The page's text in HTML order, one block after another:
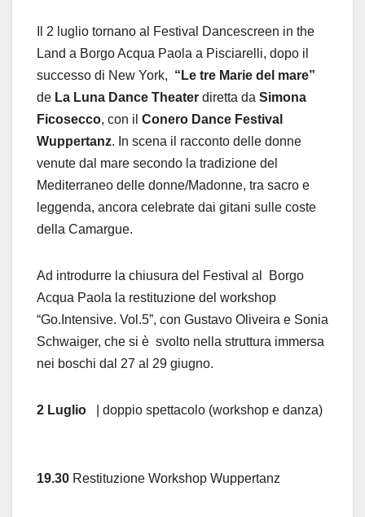
Il 2 luglio tornano al Festival Dancescreen in the
Land a Borgo Acqua Paola a Pisciarelli, dopo il
successo di New York, “Le tre Marie del mare”
de La Luna Dance Theater diretta da Simona
Ficosecco, con il Conero Dance Festival
Wuppertanz. In scena il racconto delle donne
venute dal mare secondo la tradizione del
Mediterraneo delle donne/Madonne, tra sacro e
leggenda, ancora celebrate dai gitani sulle coste
della Camargue.
Ad introdurre la chiusura del Festival al Borgo
Acqua Paola la restituzione del workshop
“Go.Intensive. Vol.5”, con Gustavo Oliveira e Sonia
Schwaiger, che si è svolto nella struttura immersa
nei boschi dal 27 al 29 giugno.
2 Luglio | doppio spettacolo (workshop e danza)
19.30 Restituzione Workshop Wuppertanz